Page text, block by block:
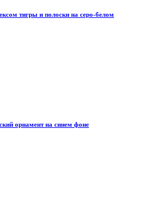
тигры и полоски на серо-белом
орнамент на синем фоне